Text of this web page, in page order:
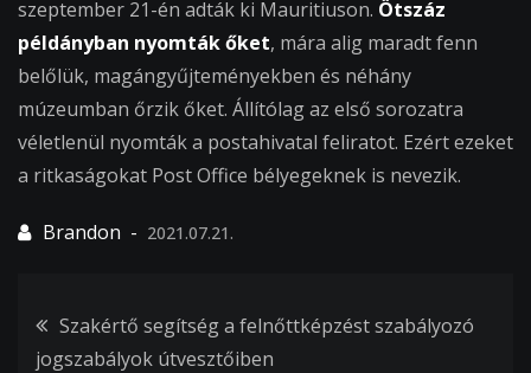
szeptember 21-én adták ki Mauritiuson. Ötszáz
példányban nyomták őket, mára alig maradt fenn
belőlük, magángyűjteményekben és néhány
múzeumban őrzik őket. Állítólag az első sorozatra
véletlenül nyomták a postahivatal feliratot. Ezért ezeket
a ritkaságokat Post Office bélyegeknek is nevezik.
2021.07.21.
Bejegyzés
Szakértő segítség a felnőttképzést szabályozó
jogszabályok útvesztőiben